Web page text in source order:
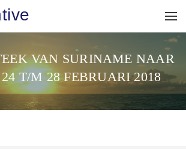
VAN SURINAME NAAR
T/M 28 FEBRUARI 2018